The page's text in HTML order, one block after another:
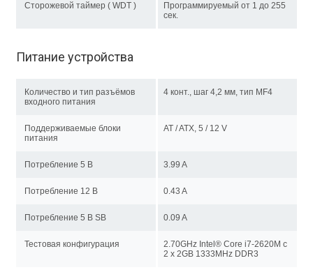
Сторожевой таймер ( WDT )
Программируемый от 1 до 255
сек.
Питание устройства
Количество и тип разъёмов
входного питания
4 конт., шаг 4,2 мм, тип MF4
Поддерживаемые блоки
питания
AT / ATX, 5 / 12 V
Потребление 5 В 3.99 A
Потребление 12 В 0.43 A
Потребление 5 В SB 0.09 A
Тестовая конфигурация
2.70GHz Intel® Core i7-2620M c
2 x 2GB 1333MHz DDR3